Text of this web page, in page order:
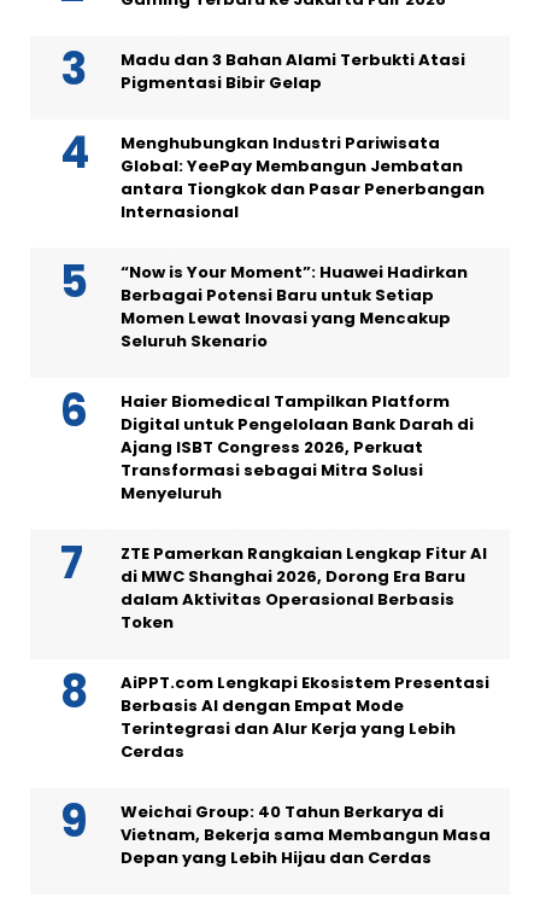
Madu dan 3 Bahan Alami Terbukti Atasi
Pigmentasi Bibir Gelap
Menghubungkan Industri Pariwisata
Global: YeePay Membangun Jembatan
antara Tiongkok dan Pasar Penerbangan
Internasional
“Now is Your Moment”: Huawei Hadirkan
Berbagai Potensi Baru untuk Setiap
Momen Lewat Inovasi yang Mencakup
Seluruh Skenario
Haier Biomedical Tampilkan Platform
Digital untuk Pengelolaan Bank Darah di
Ajang ISBT Congress 2026, Perkuat
Transformasi sebagai Mitra Solusi
Menyeluruh
ZTE Pamerkan Rangkaian Lengkap Fitur AI
di MWC Shanghai 2026, Dorong Era Baru
dalam Aktivitas Operasional Berbasis
Token
AiPPT.com Lengkapi Ekosistem Presentasi
Berbasis AI dengan Empat Mode
Terintegrasi dan Alur Kerja yang Lebih
Cerdas
Weichai Group: 40 Tahun Berkarya di
Vietnam, Bekerja sama Membangun Masa
Depan yang Lebih Hijau dan Cerdas